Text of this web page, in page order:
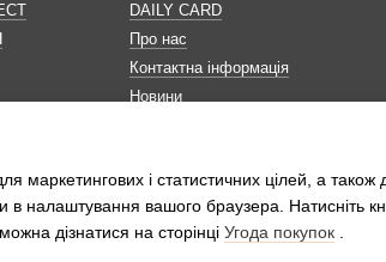
DAILY CARD
Про нас
Контактна інформація
Новини
і статистичних цілей, а також
в налаштування вашого браузера. Натисніть
дізнатися на сторінці Угода покупок